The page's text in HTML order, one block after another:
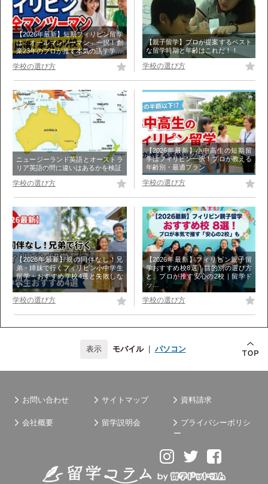
【2026年最新】短期フィリピン留学
は「オールマンツーマン」一択！創
業23年のプロが推す本気の語学学…
学校の選び方
【親子留学】プロが提案するベスト
な留学時期と年齢はこれだ！！
学校の選び方
ニュージーランド英語とオーストラ
リア英語の間に違いはあるかを検証
学校の選び方
【2026年最新】小中高生の短期留
学はフィリピン一択！プロが教える
年齢別・最適プラン
学校の選び方
【2026年最新】親の同伴なし！兄
弟・姉妹で行くフィリピン小中学生
留学・おすすめ学校4選と失敗しな
い…
学校の選び方
【2026年最新】フィリピン親子留
学おすすめ校8選！目的別の選び方
と、プロが推す安心の2校｜留学ド
ッ…
学校の選び方
モバイル | パソコン
お問い合わせ サイトマップ 資料請求
会社概要 留学説明会
プライバシーポリシ
ー